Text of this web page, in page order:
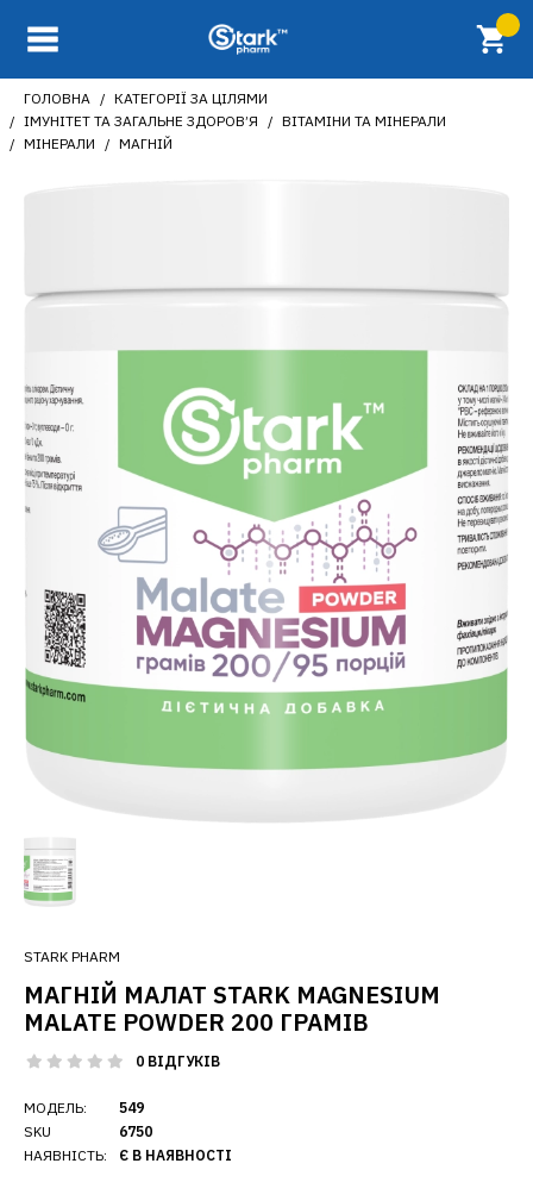
ГОЛОВНА
КАТЕГОРІЇ ЗА ЦІЛЯМИ
ІМУНІТЕТ ТА ЗАГАЛЬНЕ ЗДОРОВ’Я
ВІТАМІНИ ТА МІНЕРАЛИ
МІНЕРАЛИ
МАГНІЙ
STARK PHARM
МАГНІЙ МАЛАТ STARK MAGNESIUM
MALATE POWDER 200 ГРАМІВ
0 ВІДГУКІВ
МОДЕЛЬ:
SKU
НАЯВНІСТЬ:
549
6750
Є В НАЯВНОСТІ